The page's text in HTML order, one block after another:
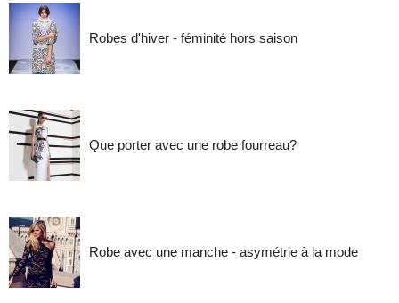
Robes d'hiver - féminité hors saison
Que porter avec une robe fourreau?
Robe avec une manche - asymétrie à la mode